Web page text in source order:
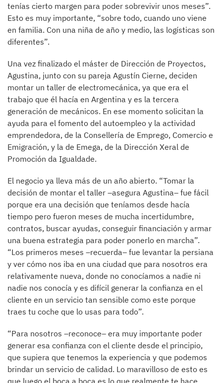
tenías cierto margen para poder sobrevivir unos meses”.
Esto es muy importante, “sobre todo, cuando uno viene
en familia. Con una niña de año y medio, las logísticas son
diferentes”.
Una vez finalizado el máster de Dirección de Proyectos,
Agustina, junto con su pareja Agustín Cierne, deciden
montar un taller de electromecánica, ya que era el
trabajo que él hacía en Argentina y es la tercera
generación de mecánicos. En ese momento solicitan la
ayuda para el fomento del autoempleo y la actividad
emprendedora, de la Consellería de Emprego, Comercio e
Emigración, y la de Emega, de la Dirección Xeral de
Promoción da Igualdade.
El negocio ya lleva más de un año abierto. “Tomar la
decisión de montar el taller –asegura Agustina– fue fácil
porque era una decisión que teníamos desde hacía
tiempo pero fueron meses de mucha incertidumbre,
contratos, buscar ayudas, conseguir financiación y armar
una buena estrategia para poder ponerlo en marcha”.
“Los primeros meses –recuerda– fue levantar la persiana
y ver cómo nos iba en una ciudad que para nosotros era
relativamente nueva, donde no conocíamos a nadie ni
nadie nos conocía y es difícil generar la confianza en el
cliente en un servicio tan sensible como este porque
traes tu coche que lo usas para todo”.
“Para nosotros –reconoce– era muy importante poder
generar esa confianza con el cliente desde el principio,
que supiera que tenemos la experiencia y que podemos
brindar un servicio de calidad. Lo maravilloso de esto es